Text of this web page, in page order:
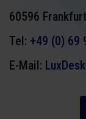
60596
Tel: +49 (0) 69
E-Mail: